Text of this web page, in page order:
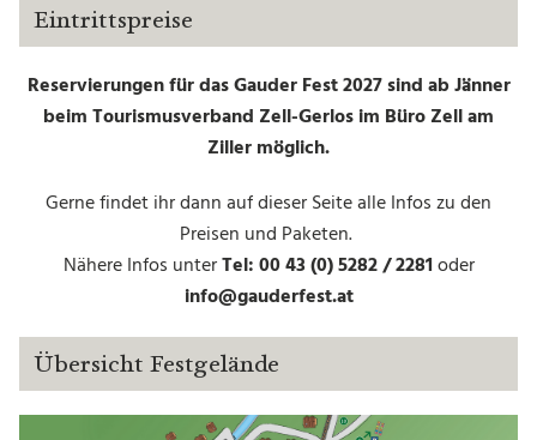
Unterkünfte
Zell am Ziller
Shuttle- und Zubringerbusse
Zeltplan
Verkehrsregelung und
Fundsachen
Eintrittspreise
Reservierungen für das Gauder Fest 2027 sind ab Jänner
beim Tourismusverband Zell-Gerlos im Büro Zell am
Ziller möglich.
Gerne findet ihr dann auf dieser Seite alle Infos zu den
Preisen und Paketen.
Nähere Infos unterTel:00 43 (0) 5282 / 2281oder
info@gauderfest.at
Übersicht Festgelände